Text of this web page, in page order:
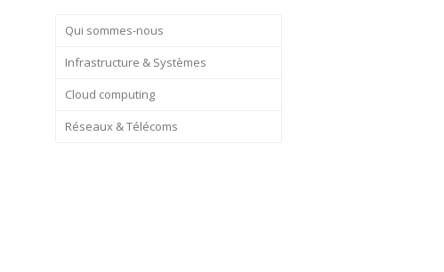
Qui sommes-nous
Infrastructure & Systèmes
Cloud computing
Réseaux & Télécoms